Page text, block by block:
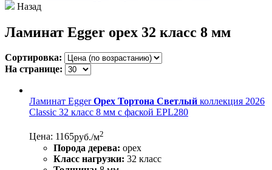
Назад
Ламинат Egger орех 32 класс 8 мм
Сортировка:
На странице:
Ламинат EggerОрех Тортона Светлый коллекция 2026
Classic 32 класс 8 мм с фаской EPL280
Цена: 1165руб./м2
Порода дерева: орех
Класс нагрузки: 32 класс